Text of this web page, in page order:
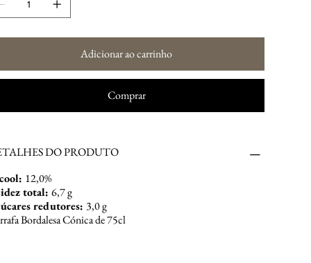
Adicionar ao carrinho
Comprar
DO PRODUTO
12,0%
total: 6,7 g
redutores: 3,0 g
Bordalesa Cónica de 75cl